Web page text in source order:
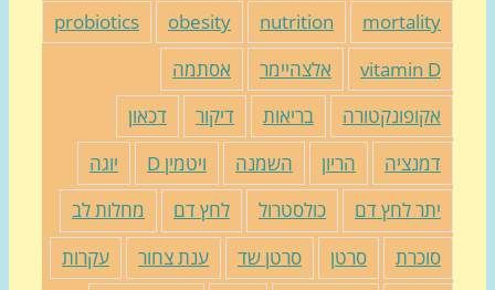
nutrition
obesity
probiotics
vitamin
אלצהיימר
אסתמה
בריאות דיקור
דכאון
הריון השמנה ויטמין D
יוגה
לחץ דם
כולסטרול לחץ דם
מחלות לב
סרטן סרטן שד ענת צחור
עקרות